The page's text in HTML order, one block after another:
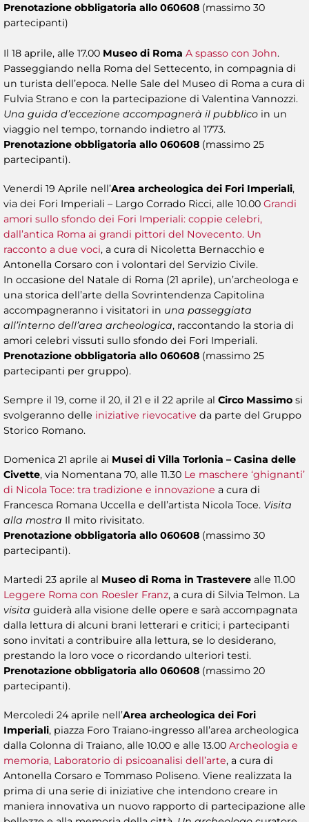
Prenotazione obbligatoria allo 060608 (massimo 30
partecipanti)
Il 18 aprile, alle 17.00 Museo di Roma A spasso con John.
Passeggiando nella Roma del Settecento, in compagnia di
un turista dell’epoca. Nelle Sale del Museo di Roma a cura di
Fulvia Strano e con la partecipazione di Valentina Vannozzi.
Una guida d’eccezione accompagnerà il pubblico in un
viaggio nel tempo, tornando indietro al 1773.
Prenotazione obbligatoria allo 060608 (massimo 25
partecipanti).
Venerdi 19 Aprile nell’Area archeologica dei Fori Imperiali,
via dei Fori Imperiali – Largo Corrado Ricci, alle 10.00 Grandi
amori sullo sfondo dei Fori Imperiali: coppie celebri,
dall’antica Roma ai grandi pittori del Novecento. Un
racconto a due voci, a cura di Nicoletta Bernacchio e
Antonella Corsaro con i volontari del Servizio Civile.
In occasione del Natale di Roma (21 aprile), un’archeologa e
una storica dell’arte della Sovrintendenza Capitolina
accompagneranno i visitatori in una passeggiata
all’interno dell’area archeologica, raccontando la storia di
amori celebri vissuti sullo sfondo dei Fori Imperiali.
Prenotazione obbligatoria allo 060608 (massimo 25
partecipanti per gruppo).
Sempre il 19, come il 20, il 21 e il 22 aprile al Circo Massimo si
svolgeranno delle iniziative rievocative da parte del Gruppo
Storico Romano.
Domenica 21 aprile ai Musei di Villa Torlonia – Casina delle
Civette, via Nomentana 70, alle 11.30 Le maschere ‘ghignanti’
di Nicola Toce: tra tradizione e innovazione a cura di
Francesca Romana Uccella e dell’artista Nicola Toce. Visita
alla mostra Il mito rivisitato.
Prenotazione obbligatoria allo 060608 (massimo 30
partecipanti).
Martedi 23 aprile al Museo di Roma in Trastevere alle 11.00
Leggere Roma con Roesler Franz, a cura di Silvia Telmon. La
visita guiderà alla visione delle opere e sarà accompagnata
dalla lettura di alcuni brani letterari e critici; i partecipanti
sono invitati a contribuire alla lettura, se lo desiderano,
prestando la loro voce o ricordando ulteriori testi.
Prenotazione obbligatoria allo 060608 (massimo 20
partecipanti).
Mercoledi 24 aprile nell’Area archeologica dei Fori
Imperiali, piazza Foro Traiano-ingresso all’area archeologica
dalla Colonna di Traiano, alle 10.00 e alle 13.00 Archeologia e
memoria, Laboratorio di psicoanalisi dell’arte, a cura di
Antonella Corsaro e Tommaso Poliseno. Viene realizzata la
prima di una serie di iniziative che intendono creare in
maniera innovativa un nuovo rapporto di partecipazione alle